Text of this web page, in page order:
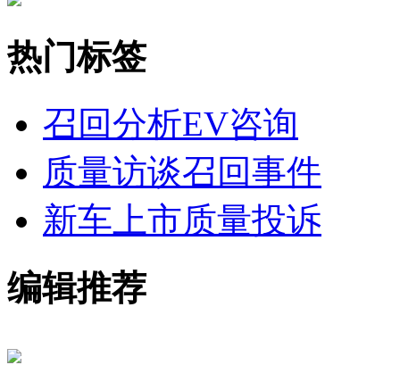
热门标签
召回分析EV咨询
质量访谈召回事件
新车上市质量投诉
编辑推荐